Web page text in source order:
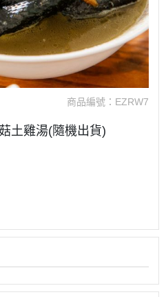
商品編號： EZRW7
土雞湯(隨機出貨)